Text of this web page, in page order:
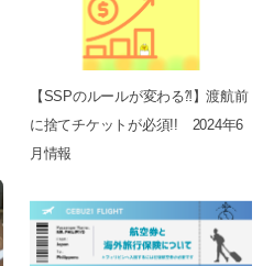
【SSPのルールが変わる⁈】渡航前
に捨てチケットが必須!! 2024年6
月情報